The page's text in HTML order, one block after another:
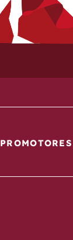
PROMOTORES